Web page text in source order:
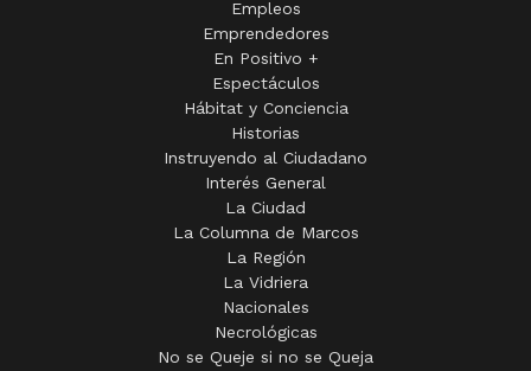
Empleos
Emprendedores
En Positivo +
Espectáculos
Hábitat y Conciencia
Historias
Instruyendo al Ciudadano
Interés General
La Ciudad
La Columna de Marcos
La Región
La Vidriera
Nacionales
Necrológicas
No se Queje si no se Queja